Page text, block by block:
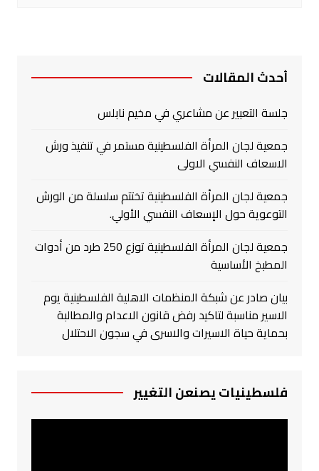
أحدث المقالات
جلسة التعبير عن مشاعري في مخيم نابلس
جمعية لجان المرأة الفلسطينية مستمر في تنفيذ ورش
الاسعاف النفسي الاولى
جمعية لجان المرأة الفلسطينية تختتم سلسلة من الورش
التوعوية حول الإسعاف النفسي الأولي.
جمعية لجان المرأة الفلسطينية توزع 250 طرد من أدوات
المطبخ الأساسية
بيان صادر عن شبكة المنظمات الاهلية الفلسطينية يوم
الاسير مناسبة لتاكيد رفض قانون الاعدام والمطالبة
بحماية حياة الاسيرات والاسرى في سجون الاحتلال
فلسطينيات يصنعن التغيير